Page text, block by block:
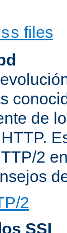
files
de
2
2
SSI